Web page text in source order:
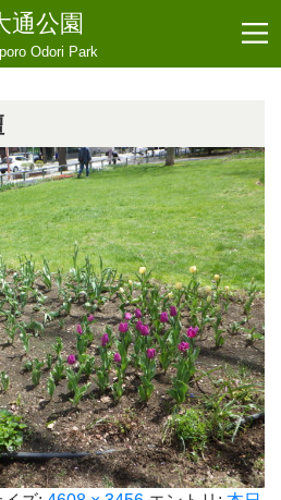
通公園
Odori Park